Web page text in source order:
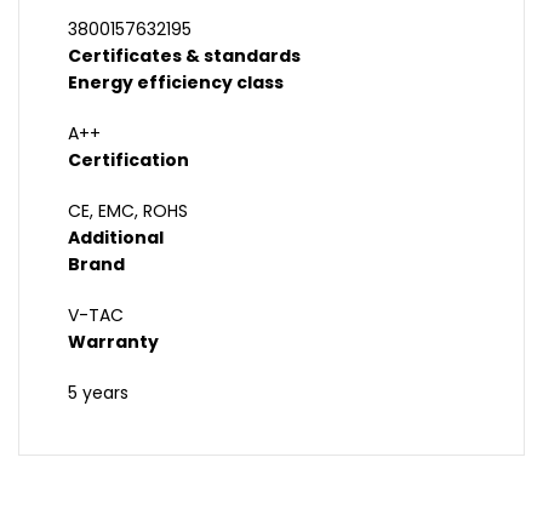
3800157632195
Certificates & standards
Energy efficiency class
A++
Certification
CE, EMC, ROHS
Additional
Brand
V-TAC
Warranty
5 years